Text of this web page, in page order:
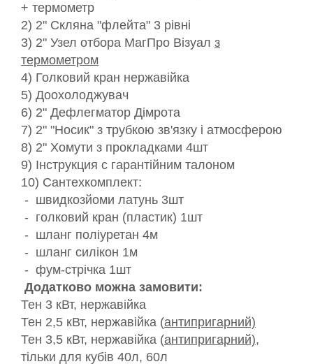
+ термометр
2) 2" Скляна "флейта" 3 рівні
3) 2" Узел отбора МагПро Візуал з
термометром
4) Голковий кран нержавійка
5) Доохолоджувач
6) 2" Дефлегматор Дімрота
7) 2" "Носик" з трубкою зв'язку і атмосферою
8) 2" Хомути з прокладками 4шт
9) Інструкция с гарантійним талоном
10) Сантехкомплект:
- швидкозйоми латунь 3шт
- голковий кран (пластик) 1шт
- шланг поліуретан 4м
- шланг силікон 1м
- фум-стрічка 1шт
Додатково можна замовити:
Тен 3 кВт, нержавійка
Тен 2,5 кВт, нержавійка (антипригарний)
Тен 3,5 кВт, нержавійка (антипригарний),
тільки для кубів 40л, 60л